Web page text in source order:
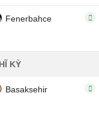
Fenerbahce
KỲ
Basaksehir